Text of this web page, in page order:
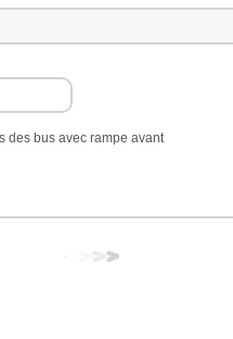
des bus avec rampe avant